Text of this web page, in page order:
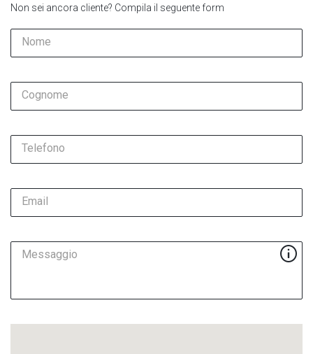
Non sei ancora cliente? Compila il seguente form
Nome
Cognome
Telefono
Email
Messaggio